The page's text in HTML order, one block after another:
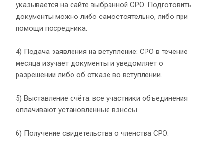
указывается на сайте выбранной СРО. Подготовить
документы можно либо самостоятельно, либо при
помощи посредника.
4) Подача заявления на вступление: СРО в течение
месяца изучает документы и уведомляет о
разрешении либо об отказе во вступлении.
5) Выставление счёта: все участники объединения
оплачивают установленные взносы.
6) Получение свидетельства о членства СРО.